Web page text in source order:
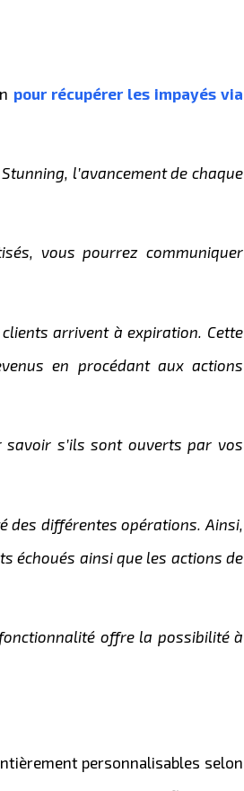
pour récupérer les impayés via
l’avancement de chaque
vous pourrez communiquer
arrivent à expiration. Cette
en procédant aux actions
s’ils sont ouverts par vos
différentes opérations. Ainsi,
échoués ainsi que les actions de
offre la possibilité à
personnalisables selon